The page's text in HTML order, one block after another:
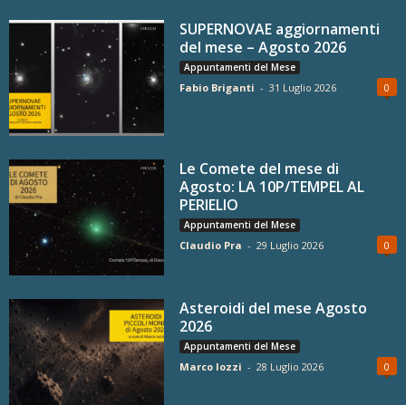
SUPERNOVAE aggiornamenti
del mese – Agosto 2026
Appuntamenti del Mese
Fabio Briganti - 31 Luglio 2026 0
Le Comete del mese di
Agosto: LA 10P/TEMPEL AL
PERIELIO
Appuntamenti del Mese
Claudio Pra - 29 Luglio 2026 0
Asteroidi del mese Agosto
2026
Appuntamenti del Mese
Marco Iozzi - 28 Luglio 2026 0